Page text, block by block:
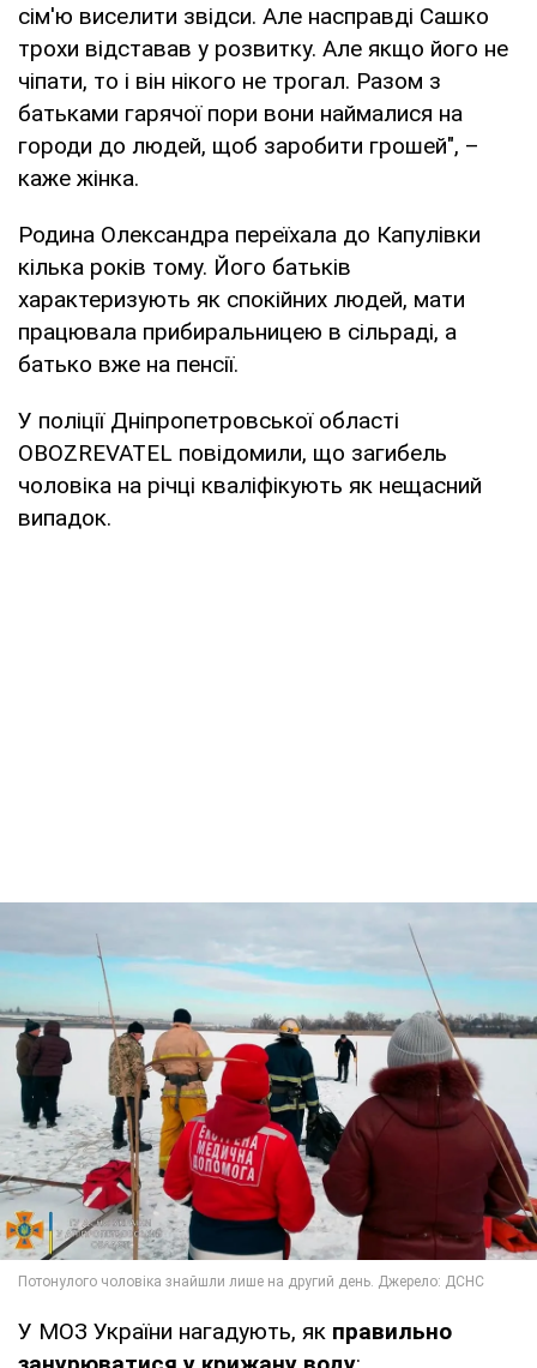
сім'ю виселити звідси. Але насправді Сашко
трохи відставав у розвитку. Але якщо його не
чіпати, то і він нікого не трогал. Разом з
батьками гарячої пори вони наймалися на
городи до людей, щоб заробити грошей", –
каже жінка.
Родина Олександра переїхала до Капулівки
кілька років тому. Його батьків
характеризують як спокійних людей, мати
працювала прибиральницею в сільраді, а
батько вже на пенсії.
У поліції Дніпропетровської області
OBOZREVATEL повідомили, що загибель
чоловіка на річці кваліфікують як нещасний
випадок.
У МОЗ України нагадують, як правильно